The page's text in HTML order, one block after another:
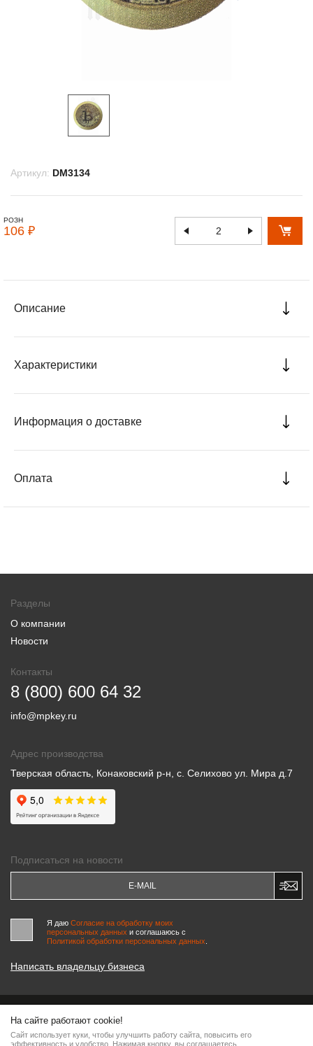
Артикул: DM3134
РОЗН
106 ₽
Описание
Характеристики
Информация о доставке
Оплата
Разделы
О компании
Новости
Контакты
8 (800) 600 64 32
info@mpkey.ru
Адрес производства
Тверская область, Конаковский р-н, с. Селихово ул. Мира д.7
Подписаться на новости
Я даю Согласие на обработку моих
персональных данных и соглашаюсь c
Политикой обработки персональных данных
Написать владельцу бизнеса
© 2000-2026 «МАСТЕРСКИЕ ПИНЧУКА»
Информация на сайте является интеллектуальной собственностью компании, любое
На сайте работают cookie!
Сайт использует куки, чтобы улучшить работу сайта, повысить его
эффективность и удобство. Нажимая кнопку, вы соглашаетесь